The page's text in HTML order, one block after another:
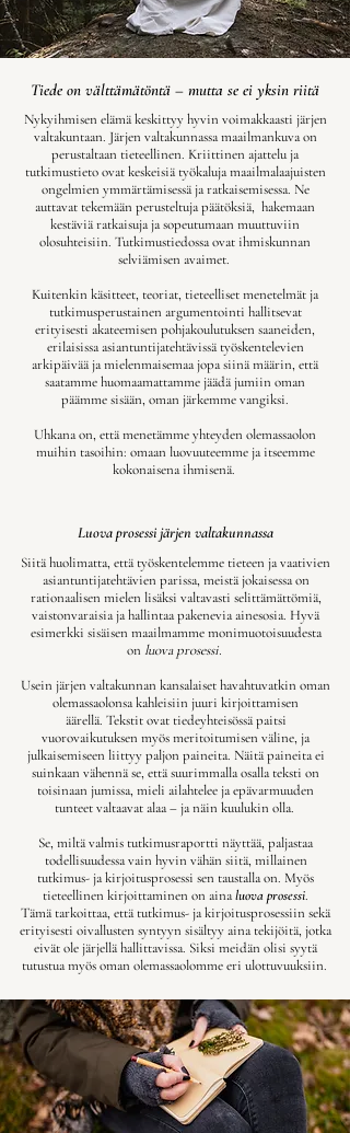
Tiede on välttämätöntä – mutta se ei yksin riitä
​Nykyihmisen elämä keskittyy hyvin voimakkaasti järjen
valtakuntaan. Järjen valtakunnassa maailmankuva on
perustaltaan tieteellinen. Kriittinen ajattelu ja
tutkimustieto ovat keskeisiä työkaluja maailmalaajuisten
ongelmien ymmärtämisessä ja ratkaisemisessa. Ne
auttavat tekemään perusteltuja päätöksiä, hakemaan
kestäviä ratkaisuja ja sopeutumaan muuttuviin
olosuhteisiin. Tutkimustiedossa ovat ihmiskunnan
selviämisen avaimet.
Kuitenkin käsitteet, teoriat, tieteelliset menetelmät ja
tutkimusperustainen argumentointi hallitsevat
erityisesti akateemisen pohjakoulutuksen saaneiden,
erilaisissa asiantuntijatehtävissä työskentelevien
arkipäivää ja mielenmaisemaa jopa siinä määrin, että
saatamme huomaamattamme jäädä jumiin oman
päämme sisään, oman järkemme vangiksi.
Uhkana on, että menetämme yhteyden olemassaolon
muihin tasoihin: omaan luovuuteemme ja itseemme
kokonaisena ihmisenä.
Luova prosessi järjen valtakunnassa
​Siitä huolimatta, että työskentelemme tieteen ja vaativien
asiantuntijatehtävien parissa, meistä jokaisessa on
rationaalisen mielen lisäksi valtavasti selittämättömiä,
vaistonvaraisia ja hallintaa pakenevia ainesosia. Hyvä
esimerkki sisäisen maailmamme monimuotoisuudesta
on luova prosessi.
Usein järjen valtakunnan kansalaiset havahtuvatkin oman
olemassaolonsa kahleisiin juuri kirjoittamisen
äärellä. Tekstit ovat tiedeyhteisössä paitsi
vuorovaikutuksen myös meritoitumisen väline, ja
julkaisemiseen liittyy paljon paineita. Näitä paineita ei
suinkaan vähennä se, että suurimmalla osalla teksti on
toisinaan jumissa, mieli ailahtelee ja epävarmuuden
tunteet valtaavat alaa – ja näin kuulukin olla.
Se, miltä valmis tutkimusraportti näyttää, paljastaa
todellisuudessa vain hyvin vähän siitä, millainen
tutkimus- ja kirjoitusprosessi sen taustalla on. Myös
tieteellinen kirjoittaminen on ainaluova prosessi.
Tämä tarkoittaa, että tutkimus- ja kirjoitusprosessiin sekä
erityisesti oivallusten syntyyn sisältyy aina tekijöitä, jotka
eivät ole järjellä hallittavissa. Siksi meidän olisi syytä
tutustua myös oman olemassaolomme eri ulottuvuuksiin.